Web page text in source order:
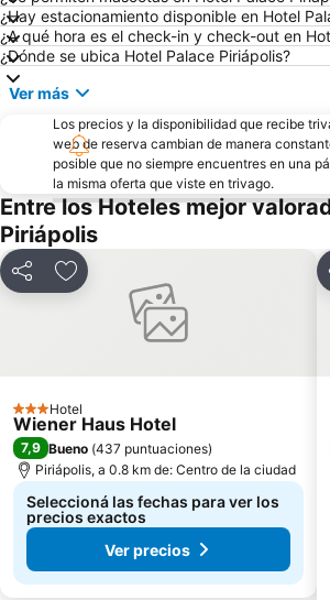
¿Hay estacionamiento disponible en Hotel
¿A qué hora es el check-in y check-out en
¿Dónde se ubica Hotel Palace Piriápolis?
Ver más
Los precios y la disponibilidad que recibe
web de reserva cambian de manera
posible que no siempre encuentres en una
la misma oferta que viste en trivago.
Entre los Hoteles mejor
Piriápolis
CompartirAñadir a favoritos
3 Estrellas
Hotel
Wiener Haus Hotel
7,9 Bueno (437 puntuaciones)
Piriápolis, a 0.8 km de: Centro de la ciudad
Seleccioná las fechas para ver los
precios exactos
Ver precios